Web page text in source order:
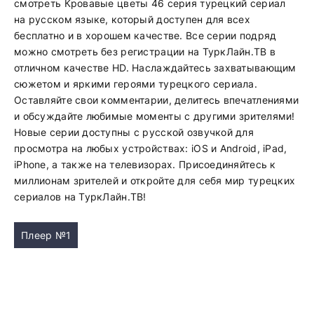
смотреть Кровавые цветы 46 серия турецкий сериал
на русском языке, который доступен для всех
бесплатно и в хорошем качестве. Все серии подряд
можно смотреть без регистрации на ТуркЛайн.ТВ в
отличном качестве HD. Наслаждайтесь захватывающим
сюжетом и яркими героями турецкого сериала.
Оставляйте свои комментарии, делитесь впечатлениями
и обсуждайте любимые моменты с другими зрителями!
Новые серии доступны с русской озвучкой для
просмотра на любых устройствах: iOS и Android, iPad,
iPhone, а также на телевизорах. Присоединяйтесь к
миллионам зрителей и откройте для себя мир турецких
сериалов на ТуркЛайн.ТВ!
Плеер №1